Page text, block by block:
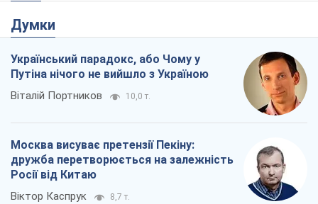
Думки
Український парадокс, або Чому у
Путіна нічого не вийшло з Україною
Віталій Портников 10,0 т.
Москва висуває претензії Пекіну:
дружба перетворюється на залежність
Росії від Китаю
Віктор Каспрук 8,7 т.